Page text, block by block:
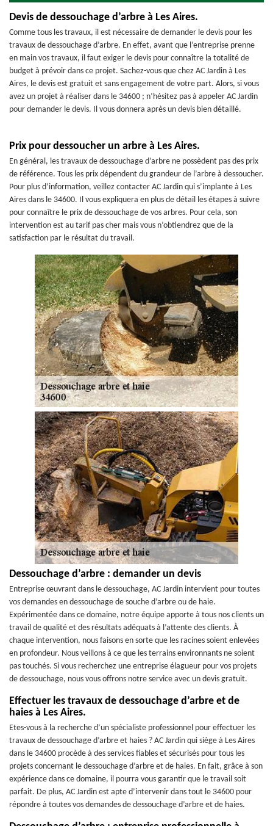
Devis de dessouchage d’arbre à Les Aires.
Comme tous les travaux, il est nécessaire de demander le devis pour les
travaux de dessouchage d’arbre. En effet, avant que l’entreprise prenne
en main vos travaux, il faut exiger le devis pour connaître la totalité de
budget à prévoir dans ce projet. Sachez-vous que chez AC Jardin à Les
Aires, le devis est gratuit et sans engagement de votre part. Alors, si vous
avez un projet à réaliser dans le 34600 ; n’hésitez pas à appeler AC Jardin
pour demander le devis. Il vous donnera après un devis bien détaillé.
Prix pour dessoucher un arbre à Les Aires.
En général, les travaux de dessouchage d’arbre ne possèdent pas des prix
de référence. Tous les prix dépendent du grandeur de l’arbre à dessoucher.
Pour plus d’information, veillez contacter AC Jardin qui s’implante à Les
Aires dans le 34600. Il vous expliquera en plus de détail les étapes à suivre
pour connaître le prix de dessouchage de vos arbres. Pour cela, son
intervention est au tarif pas cher mais vous n’obtiendrez que de la
satisfaction par le résultat du travail.
Dessouchage d’arbre : demander un devis
Entreprise œuvrant dans le dessouchage, AC Jardin intervient pour toutes
vos demandes en dessouchage de souche d’arbre ou de haie.
Expérimentée dans ce domaine, notre équipe apporte à tous nos clients un
travail de qualité et des résultats adéquats à l’attente des clients. À
chaque intervention, nous faisons en sorte que les racines soient enlevées
en profondeur. Nous veillons à ce que les terrains environnants ne soient
pas touchés. Si vous recherchez une entreprise élagueur pour vos projets
de dessouchage, nous vous offrons notre service avec un devis gratuit.
Effectuer les travaux de dessouchage d’arbre et de
haies à Les Aires.
Etes-vous à la recherche d’un spécialiste professionnel pour effectuer les
travaux de dessouchage d’arbre et haies ? AC Jardin qui siège à Les Aires
dans le 34600 procède à des services fiables et sécurisés pour tous les
projets concernant le dessouchage d’arbre et de haies. En fait, grâce à son
expérience dans ce domaine, il pourra vous garantir que le travail soit
parfait. De plus, AC Jardin est apte d’intervenir dans tout le 34600 pour
répondre à toutes vos demandes de dessouchage d’arbre et de haies.